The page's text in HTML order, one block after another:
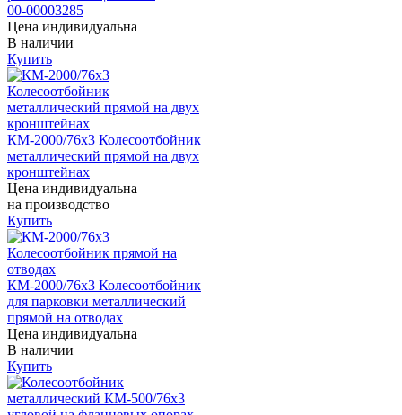
00-00003285
Цена индивидуальна
В наличии
Купить
КМ-2000/76х3 Колесоотбойник
металлический прямой на двух
кронштейнах
Цена индивидуальна
на производство
Купить
КМ-2000/76х3 Колесоотбойник
для парковки металлический
прямой на отводах
Цена индивидуальна
В наличии
Купить